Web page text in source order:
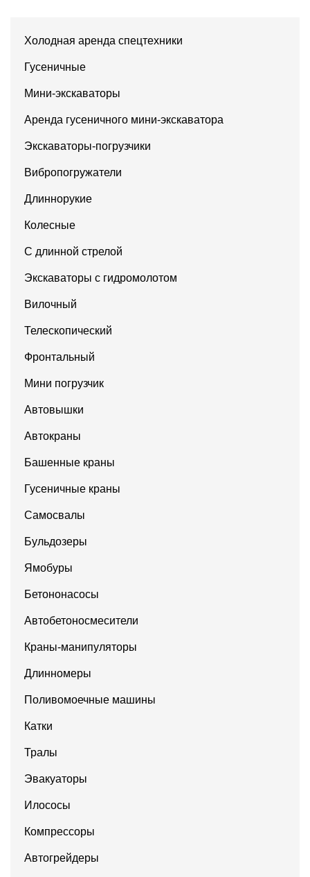
Холодная аренда спецтехники
Гусеничные
Мини-экскаваторы
Аренда гусеничного мини-экскаватора
Экскаваторы-погрузчики
Вибропогружатели
Длиннорукие
Колесные
С длинной стрелой
Экскаваторы с гидромолотом
Вилочный
Телескопический
Фронтальный
Мини погрузчик
Автовышки
Автокраны
Башенные краны
Гусеничные краны
Самосвалы
Бульдозеры
Ямобуры
Бетононасосы
Автобетоносмесители
Краны-манипуляторы
Длинномеры
Поливомоечные машины
Катки
Тралы
Эвакуаторы
Илососы
Компрессоры
Автогрейдеры